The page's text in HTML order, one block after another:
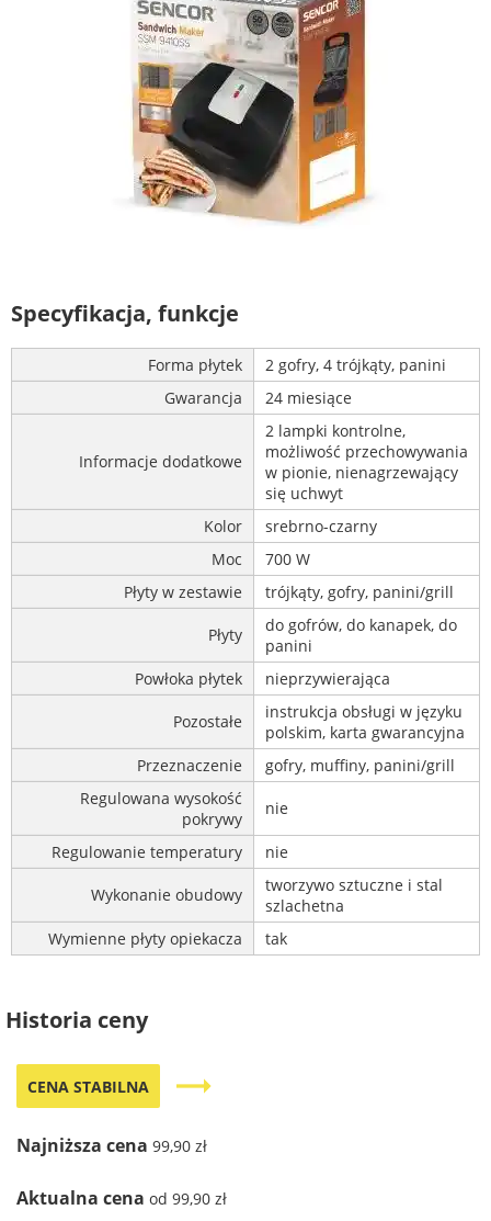
Specyfikacja, funkcje
Forma płytek
2 gofry, 4 trójkąty, panini
Gwarancja
24 miesiące
Informacje dodatkowe
2 lampki kontrolne,
możliwość przechowywania
w pionie, nienagrzewający
się uchwyt
Kolor
srebrno-czarny
Moc
700 W
Płyty w zestawie
trójkąty, gofry, panini/grill
Płyty
do gofrów, do kanapek, do
panini
Powłoka płytek
nieprzywierająca
Pozostałe
instrukcja obsługi w języku
polskim, karta gwarancyjna
Przeznaczenie
gofry, muffiny, panini/grill
Regulowana wysokość
pokrywy
nie
Regulowanie temperatury nie
Wykonanie obudowy
tworzywo sztuczne i stal
szlachetna
Wymienne płyty opiekacza
tak
Historia ceny
CENA STABILNA trending_flat
Najniższa cena 99,90 zł
Aktualna cena od 99,90 zł